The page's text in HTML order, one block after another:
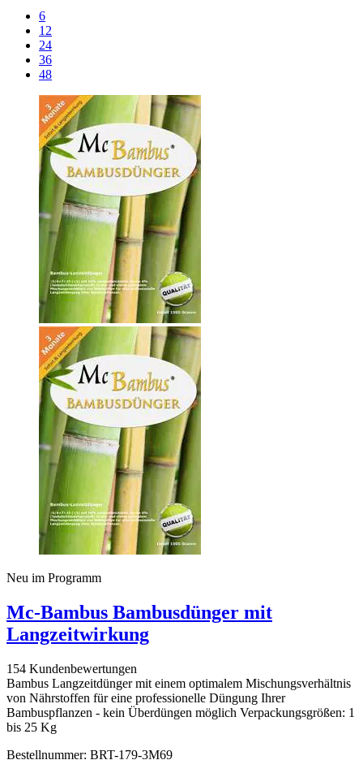
6
12
24
36
48
Neu im Programm
Mc-Bambus Bambusdünger mit
Langzeitwirkung
154 Kundenbewertungen
Bambus Langzeitdünger mit einem optimalem Mischungsverhältnis
von Nährstoffen für eine professionelle Düngung Ihrer
Bambuspflanzen - kein Überdüngen möglich Verpackungsgrößen: 1
bis 25 Kg
Bestellnummer: BRT-179-3M69